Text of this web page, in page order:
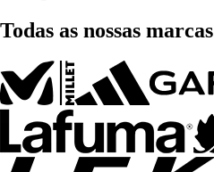
Todas as nossas marcas